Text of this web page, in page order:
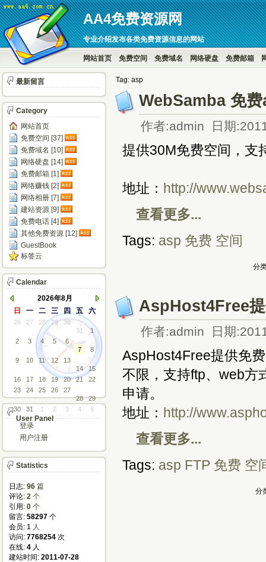
AA4免费资源网
专业介绍发布各类免费资源信息的网站
网站首页 免费空间 免费域名 网络硬盘 免费邮箱
Tag: asp
WebSamba 免
作者:admin 日期
提供30M免费空间，支
地址： http://
查看更多...
Tags: asp 免费 空间
分
AspHost4Free
作者:admin 日期
AspHost4Free提供免
不限，支持ftp、web方
申请。
地址： http://
查看更多...
Tags: asp FTP 免费 空
分
最新留言
Category
网站首页
免费空间 [37]
免费域名 [10]
网络硬盘 [14]
免费邮箱 [1]
网络赚钱 [2]
网络相册 [7]
建站资源 [9]
免费电话 [4]
其他免费资源 [12]
GuestBook
标签云
Calendar
2026年8月
日
一 二 三 四 五 六
26 27 28 29
30
31
1
2
3 4 5
6
7
8
9
10 11 12
13
14
15
16
17 18 19 20 21
22
23
24 25 26
27
28
29
30
31 1 2 3 4 5
User Panel
登录
用户注册
Statistics
日志: 96 篇
评论: 2 个
引用: 0 个
留言: 58297 个
会员: 1 人
访问: 7768254 次
在线: 4 人
建站时间: 2011-07-28